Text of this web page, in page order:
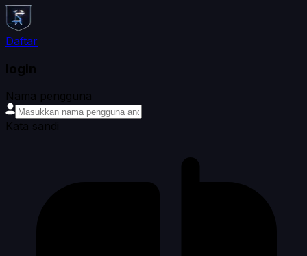
Daftar
login
Nama pengguna
Kata sandi